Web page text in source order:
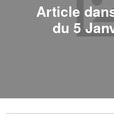
Article
du 5